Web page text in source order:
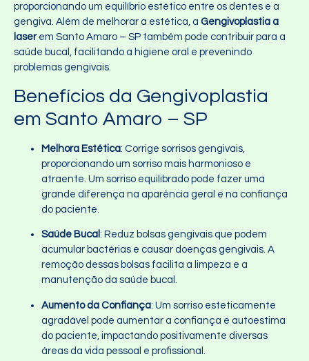
proporcionando um equilíbrio estético entre os dentes e a
gengiva. Além de melhorar a estética, a Gengivoplastia a
laser em Santo Amaro – SP também pode contribuir para a
saúde bucal, facilitando a higiene oral e prevenindo
problemas gengivais.
Benefícios da Gengivoplastia
em Santo Amaro – SP
Melhora Estética: Corrige sorrisos gengivais,
proporcionando um sorriso mais harmonioso e
atraente. Um sorriso equilibrado pode fazer uma
grande diferença na aparência geral e na confiança
do paciente.
Saúde Bucal : Reduz bolsas gengivais que podem
acumular bactérias e causar doenças gengivais. A
remoção dessas bolsas facilita a limpeza e a
manutenção da saúde bucal.
Aumento da Confiança: Um sorriso esteticamente
agradável pode aumentar a confiança e autoestima
do paciente, impactando positivamente diversas
áreas da vida pessoal e profissional.